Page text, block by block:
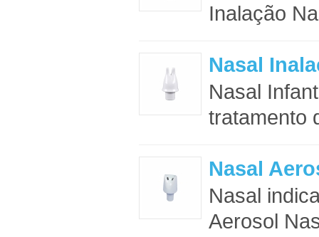
Inalação
Nasal
Nasal
tratamento
Nasal
Nasal
Aerosol